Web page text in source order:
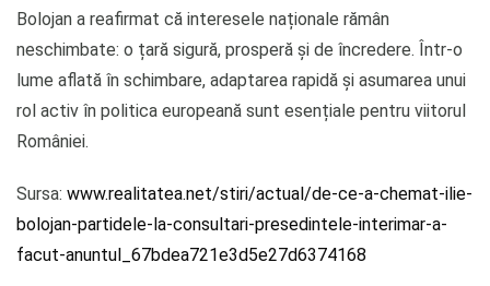
Bolojan a reafirmat că interesele naționale rămân
neschimbate: o țară sigură, prosperă și de încredere. Într-o
lume aflată în schimbare, adaptarea rapidă și asumarea unui
rol activ în politica europeană sunt esențiale pentru viitorul
României.
Sursa: www.realitatea.net/stiri/actual/de-ce-a-chemat-ilie-
bolojan-partidele-la-consultari-presedintele-interimar-a-
facut-anuntul_67bdea721e3d5e27d6374168